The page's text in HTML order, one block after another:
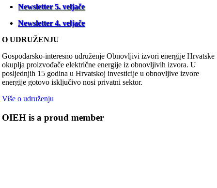
Newsletter 5. veljače
Newsletter 4. veljače
O UDRUŽENJU
Gospodarsko-interesno udruženje Obnovljivi izvori energije Hrvatske
okuplja proizvođače električne energije iz obnovljivih izvora. U
posljednjih 15 godina u Hrvatskoj investicije u obnovljive izvore
energije gotovo isključivo nosi privatni sektor.
Više o udruženju
OIEH is a proud member